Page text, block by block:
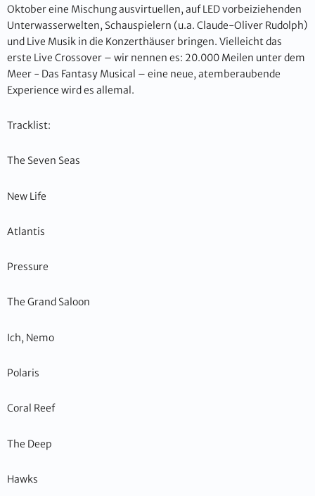
Oktober eine Mischung ausvirtuellen, auf LED vorbeiziehenden
Unterwasserwelten, Schauspielern (u.a. Claude-Oliver Rudolph)
und Live Musik in die Konzerthäuser bringen. Vielleicht das
erste Live Crossover – wir nennen es: 20.000 Meilen unter dem
Meer - Das Fantasy Musical – eine neue, atemberaubende
Experience wird es allemal.
Tracklist:
The Seven Seas
New Life
Atlantis
Pressure
The Grand Saloon
Ich, Nemo
Polaris
Coral Reef
The Deep
Hawks